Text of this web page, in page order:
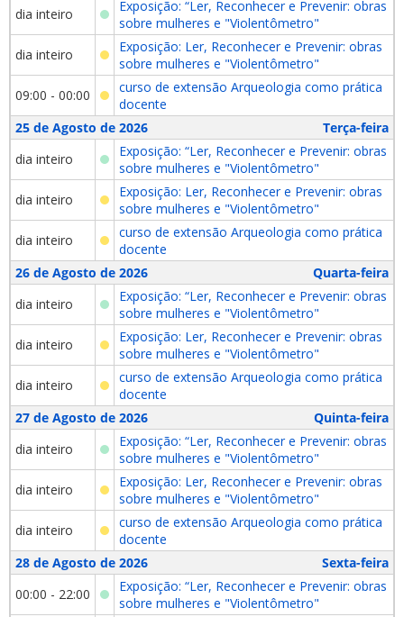
dia inteiro
Exposição: “Ler, Reconhecer e Prevenir: obras
sobre mulheres e "Violentômetro"
dia inteiro
Exposição: Ler, Reconhecer e Prevenir: obras
sobre mulheres e "Violentômetro"
09:00 - 00:00
curso de extensão Arqueologia como prática
docente
25 de Agosto de 2026
Terça-feira
dia inteiro
Exposição: “Ler, Reconhecer e Prevenir: obras
sobre mulheres e "Violentômetro"
dia inteiro
Exposição: Ler, Reconhecer e Prevenir: obras
sobre mulheres e "Violentômetro"
dia inteiro
curso de extensão Arqueologia como prática
docente
26 de Agosto de 2026
Quarta-feira
dia inteiro
Exposição: “Ler, Reconhecer e Prevenir: obras
sobre mulheres e "Violentômetro"
dia inteiro
Exposição: Ler, Reconhecer e Prevenir: obras
sobre mulheres e "Violentômetro"
dia inteiro
curso de extensão Arqueologia como prática
docente
27 de Agosto de 2026
Quinta-feira
dia inteiro
Exposição: “Ler, Reconhecer e Prevenir: obras
sobre mulheres e "Violentômetro"
dia inteiro
Exposição: Ler, Reconhecer e Prevenir: obras
sobre mulheres e "Violentômetro"
dia inteiro
curso de extensão Arqueologia como prática
docente
28 de Agosto de 2026
Sexta-feira
00:00 - 22:00
Exposição: “Ler, Reconhecer e Prevenir: obras
sobre mulheres e "Violentômetro"